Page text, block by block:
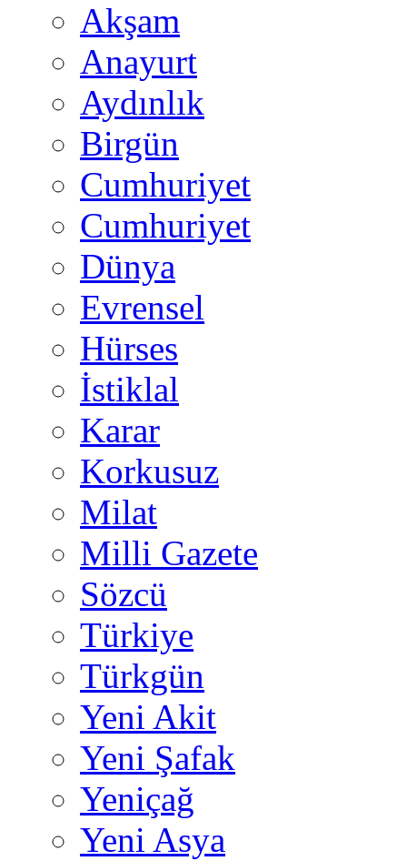
Akşam
Anayurt
Aydınlık
Birgün
Cumhuriyet
Cumhuriyet
Dünya
Evrensel
Hürses
İstiklal
Karar
Korkusuz
Milat
Milli Gazete
Sözcü
Türkiye
Türkgün
Yeni Akit
Yeni Şafak
Yeniçağ
Yeni Asya